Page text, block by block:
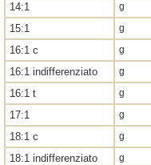
14:1 g
15:1 g
16:1 c g
16:1 indifferenziato g
16:1 t g
17:1 g
18:1 c g
18:1 indifferenziato g